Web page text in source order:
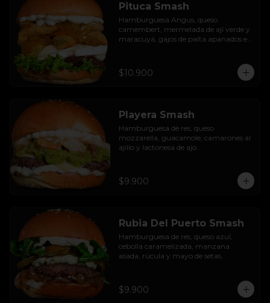
Pituca Smash
Hamburguesa Angus, queso
camembert, mermelada de ají verde y
maracuyá, gajos de palta apanados en
$10.900
Playera Smash
Hamburguesa de res, queso
mozzarella, guacamole, camarones al
ajillo y lactonesa de ajo.
$9.900
Rubia Del Puerto Smash
Hamburguesa de res, queso azul,
cebolla caramelizada, manzana
asada, rúcula y mayo de setas.
$9.900